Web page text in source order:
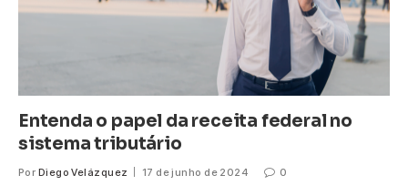
Entenda o papel da receita federal no
sistema tributário
Por Diego Velázquez 17 de junho de 2024 0